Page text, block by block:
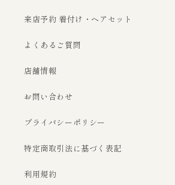
来店予約 着付け・ヘアセット
よくあるご質問
店舗情報
お問い合わせ
プライバシーポリシー
特定商取引法に基づく表記
利用規約